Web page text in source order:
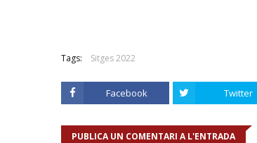
Tags: Sitges 2022
Facebook Twitter
PUBLICA UN COMENTARI A L'ENTRADA